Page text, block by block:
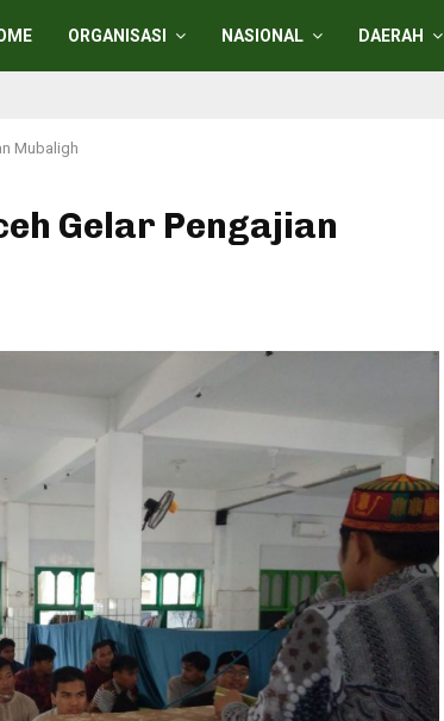
ORGANISASI NASIONAL DAERAH
Mubaligh
Gelar Pengajian